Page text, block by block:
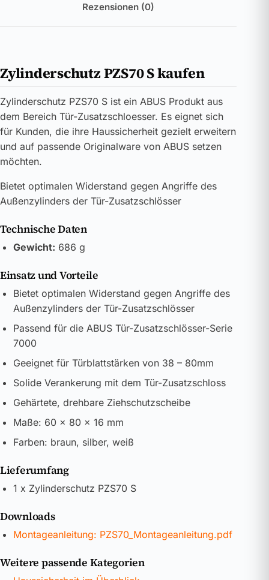
Rezensionen (0)
Zylinderschutz PZS70 S kaufen
Zylinderschutz PZS70 S ist ein ABUS Produkt aus
dem Bereich Tür-Zusatzschloesser. Es eignet sich
für Kunden, die ihre Haussicherheit gezielt erweitern
und auf passende Originalware von ABUS setzen
möchten.
Bietet optimalen Widerstand gegen Angriffe des
Außenzylinders der Tür-Zusatzschlösser
Technische Daten
Gewicht: 686 g
Einsatz und Vorteile
Bietet optimalen Widerstand gegen Angriffe des
Außenzylinders der Tür-Zusatzschlösser
Passend für die ABUS Tür-Zusatzschlösser-Serie
7000
Geeignet für Türblattstärken von 38 – 80mm
Solide Verankerung mit dem Tür-Zusatzschloss
Gehärtete, drehbare Ziehschutzscheibe
Maße: 60 x 80 x 16 mm
Farben: braun, silber, weiß
Lieferumfang
1 x Zylinderschutz PZS70 S
Downloads
Montageanleitung: PZS70_Montageanleitung.pdf
Weitere passende Kategorien